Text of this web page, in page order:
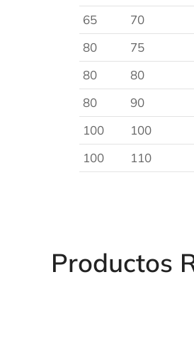
65
70
80
75
80
80
80
90
100
100
100
110
Productos